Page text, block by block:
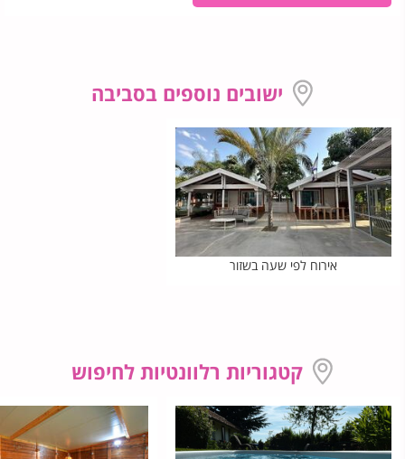
ישובים נוספים בסביבה
אירוח לפי שעה בשזור
קטגוריות רלוונטיות לחיפוש